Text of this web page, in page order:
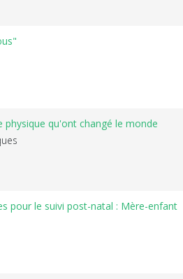
physique qu'ont changé le monde
pour le suivi post-natal : Mère-enfant